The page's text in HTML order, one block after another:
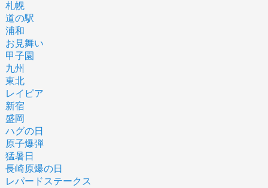
札幌
道の駅
浦和
お見舞い
甲子園
九州
東北
レイピア
新宿
盛岡
ハグの日
原子爆弾
猛暑日
長崎原爆の日
レパードステークス